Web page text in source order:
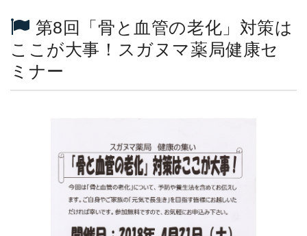
第8回「骨と血管の老化」対策は
ここが大事！スガヌマ薬局健康セ
ミナー